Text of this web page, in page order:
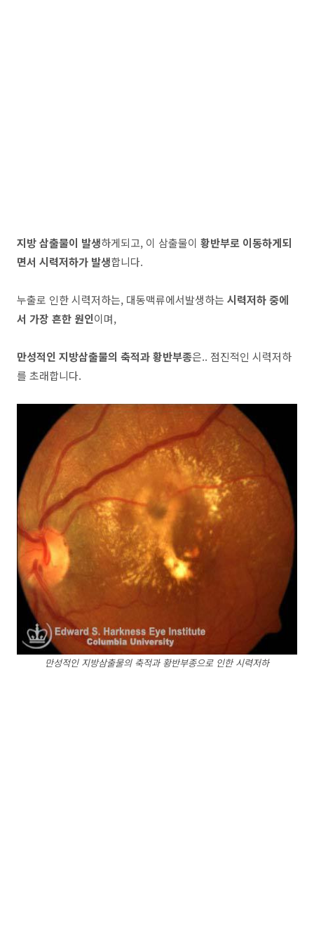
지방 삼출물이 발생하게되고, 이 삼출물이 황반부로 이동하게되
면서 시력저하가 발생합니다.
누출로 인한 시력저하는, 대동맥류에서발생하는 시력저하 중에
서 가장 흔한 원인이며,
만성적인 지방삼출물의 축적과 황반부종은.. 점진적인 시력저하
를 초래합니다.
만성적인 지방삼출물의 축적과 황반부종으로 인한 시력저하